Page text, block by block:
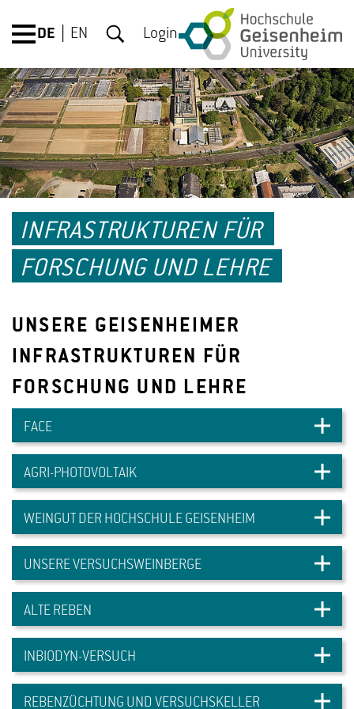
DE EN Login
INFRASTRUKTUREN FÜR
FORSCHUNG UND LEHRE
UNSERE GEISENHEIMER
INFRASTRUKTUREN FÜR
FORSCHUNG UND LEHRE
FACE
Bildquelle: Winfried Schönbach
AGRI-PHOTOVOLTAIK
WEINGUT DER HOCHSCHULE GEISENHEIM
UNSERE VERSUCHSWEINBERGE
ALTE REBEN
INBIODYN-VERSUCH
REBENZÜCHTUNG UND VERSUCHSKELLER